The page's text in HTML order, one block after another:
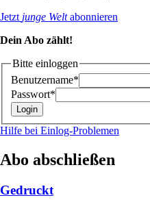
Jetzt junge Weltabonnieren
Dein Abo zählt!
Bitte einloggen
Benutzername*
Passwort*
Hilfe bei Einlog-Problemen
Abo abschließen
Gedruckt